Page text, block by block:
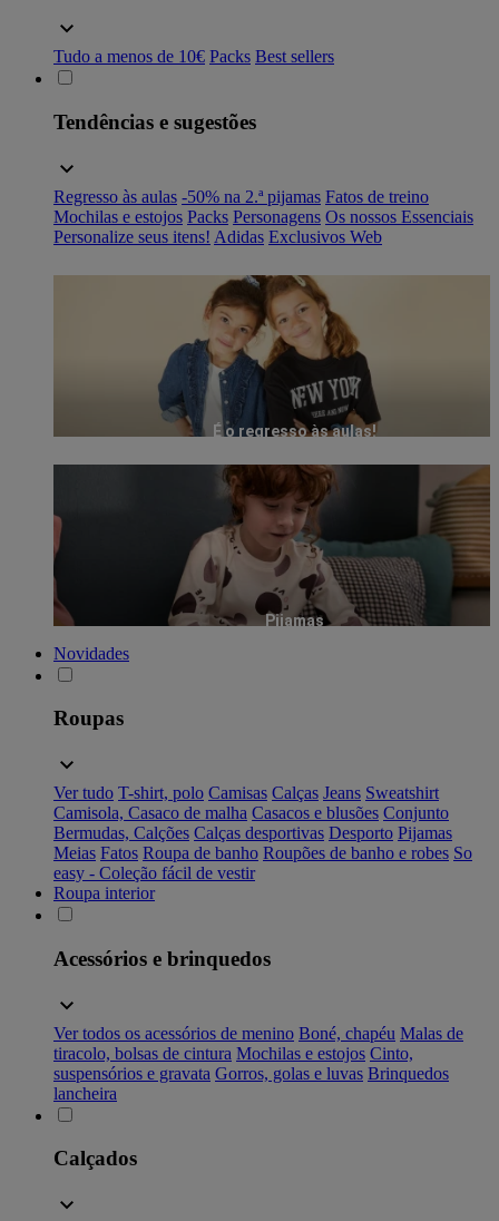
Tudo a menos de 10€ Packs Best sellers
Tendências e sugestões
Regresso às aulas -50% na 2.ª pijamas Fatos de treino
Mochilas e estojos Packs Personagens Os nossos Essenciais
Personalize seus itens! Adidas Exclusivos Web
É o regresso às aulas!
Pijamas
Novidades
Roupas
Ver tudo T-shirt, polo Camisas Calças Jeans Sweatshirt
Camisola, Casaco de malha Casacos e blusões Conjunto
Bermudas, Calções Calças desportivas Desporto Pijamas
Meias Fatos Roupa de banho Roupões de banho e robes So
easy - Coleção fácil de vestir
Roupa interior
Acessórios e brinquedos
Ver todos os acessórios de menino Boné, chapéu Malas de
tiracolo, bolsas de cintura Mochilas e estojos Cinto,
suspensórios e gravata Gorros, golas e luvas Brinquedos
lancheira
Calçados